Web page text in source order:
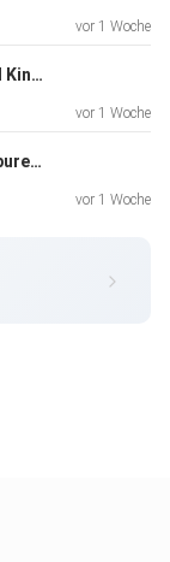
vor 1 Woche
Arschlochmama – Wenn Eltern und Kinder streiten
vor 1 Woche
Kurdistan, mon amour - Auf den Spuren des Schriftstellers Bachtyar Ali
vor 1 Woche